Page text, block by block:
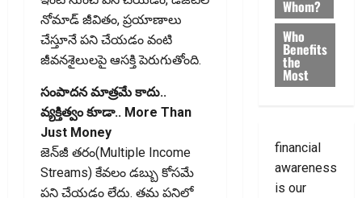
నోమాడ్‌ జీవితం, ప్రయాణాలు
చేస్తూనే పని చేయడం వంటి
జీవనశైలులపై ఆసక్తి పెరుగుతోంది.
సంపాదన మాత్రమే కాదు..
వ్యక్తిత్వం కూడా.. More Than
Just Money
జెన్‌జీ తరం(Multiple Income
Streams) కేవలం డబ్బు కోసమే
పని చేయడం లేదు. తమ పనిలో
Whom?
Who
Benefits
the
Most
financial
awareness
is our